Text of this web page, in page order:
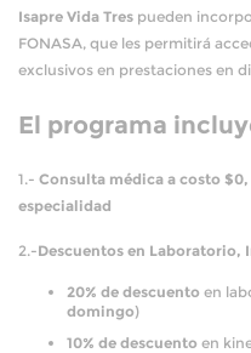
Isapre Vida Tres pueden
FONASA, que les permitirá
exclusivos en prestaciones en
El programa
1.- Consulta médica a costo $0,
especialidad
2.-Descuentos en Laboratorio,
20% de descuento en
domingo)
10% de descuento en